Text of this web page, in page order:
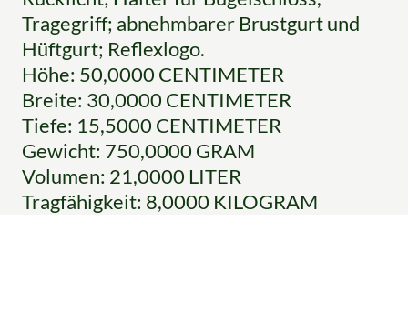
Tragegriff; abnehmbarer Brustgurt und
Hüftgurt; Reflexlogo.
Höhe: 50,0000 CENTIMETER
Breite: 30,0000 CENTIMETER
Tiefe: 15,5000 CENTIMETER
Gewicht: 750,0000 GRAM
Volumen: 21,0000 LITER
Tragfähigkeit: 8,0000 KILOGRAM